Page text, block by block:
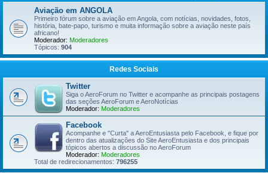
Aviação em ANGOLA
Primeiro fórum sobre a aviação em Angola, com notícias, novidades, fotos,
história, bate-papo, turismo e muita informação sobre a aviação neste país
africano!
Moderador: Moderadores
Tópicos: 904
Redes Sociais
Twitter
Siga o AeroForum no Twitter e acompanhe as principais postagens
das seções AeroForum e AeroNotícias
Moderador: Moderadores
Facebook
Acompanhe e "Curta" a AeroEntusiasta pelo Facebook, e fique por
dentro das atualizações do Site AeroEntusiasta e dos principais
tópicos abertos a discussão no AeroForum
Moderador: Moderadores
Total de redirecionamentos: 796255